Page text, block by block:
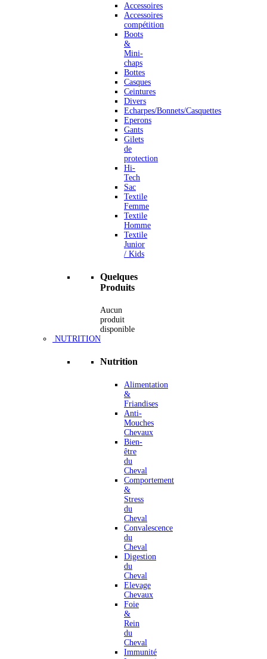
Accessoires
Accessoires
compétition
Boots
&
Mini-
chaps
Bottes
Casques
Ceintures
Divers
Echarpes/Bonnets/Casquettes
Eperons
Gants
Gilets
de
protection
Hi-
Tech
Sac
Textile
Femme
Textile
Homme
Textile
Junior
/ Kids
Quelques
Produits
Aucun
produit
disponible
NUTRITION
Nutrition
Alimentation
&
Friandises
Anti-
Mouches
Chevaux
Bien-
être
du
Cheval
Comportement
&
Stress
du
Cheval
Convalescence
du
Cheval
Digestion
du
Cheval
Elevage
Chevaux
Foie
&
Rein
du
Cheval
Immunité